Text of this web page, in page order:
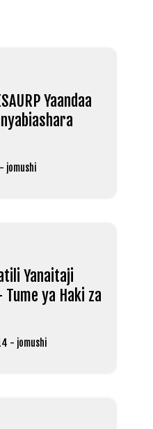
Yaandaa
- jomushi
Yanaitaji
Tume ya Haki za
- jomushi